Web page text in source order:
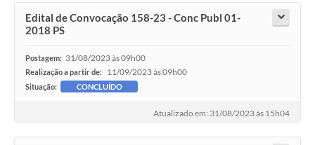
Edital de Convocação 158-23 - Conc Publ 01-
2018 PS
Postagem: 31/08/2023 às 09h00
Realização a partir de: 11/09/2023 às 09h00
Situação: CONCLUÍDO
Atualizado em: 31/08/2023 às 15h04